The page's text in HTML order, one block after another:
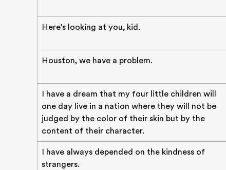
Here's looking at you, kid.
Houston, we have a problem.
I have a dream that my four little children will
one day live in a nation where they will not be
judged by the color of their skin but by the
content of their character.
I have always depended on the kindness of
strangers.